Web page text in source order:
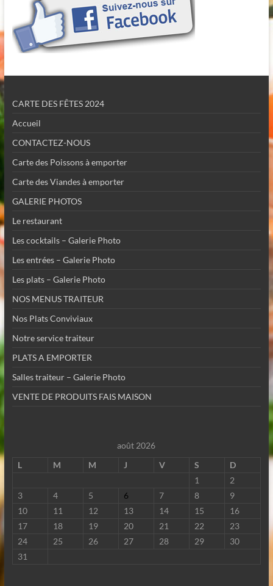
CARTE DES FÊTES 2024
Accueil
CONTACTEZ-NOUS
Carte des Poissons à emporter
Carte des Viandes à emporter
GALERIE PHOTOS
Le restaurant
Les cocktails – Galerie Photo
Les entrées – Galerie Photo
Les plats – Galerie Photo
NOS MENUS TRAITEUR
Nos Plats Conviviaux
Notre service traiteur
PLATS A EMPORTER
Salles traiteur – Galerie Photo
VENTE DE PRODUITS FAIS MAISON
août 2026
L
M M J V S
D
1
2
3
4 5 6 7 8
9
10
11 12 13 14 15
16
17
18 19 20 21 22
23
24
25 26 27 28 29
30
31